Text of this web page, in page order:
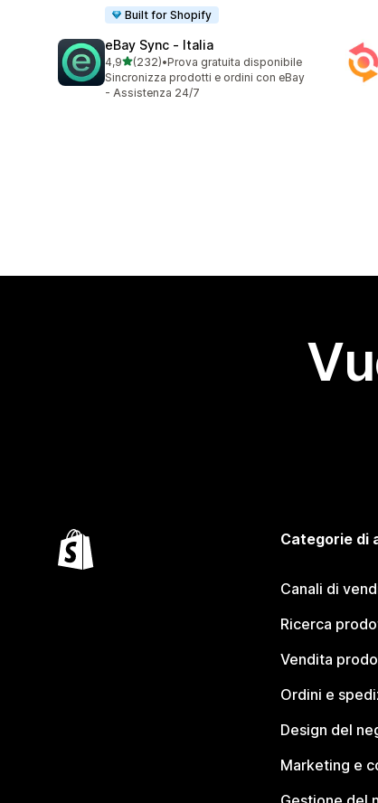
Built for Shopify
eBay Sync ‑ Italia
4,9stelle su 5
(232)
232 recensioni totali
•Prova gratuita disponibile
Sincronizza prodotti e ordini con eBay
- Assistenza 24/7
Categorie di
Canali di
Ricerca
Vendita
Ordini e
Design del
Marketing e